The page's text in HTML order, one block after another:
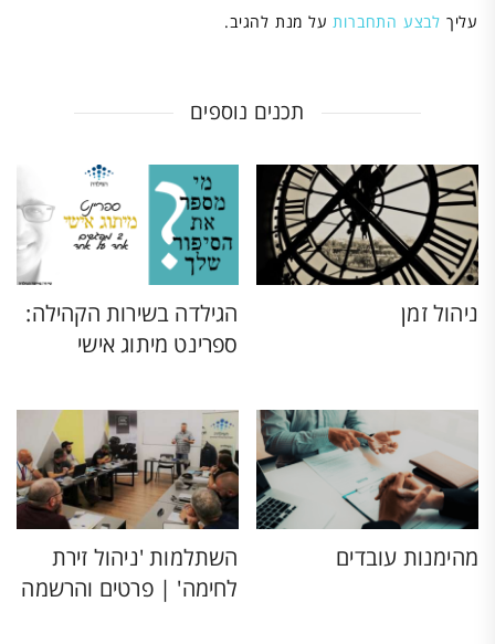
עליך לבצע התחברותעל מנת להגיב.
תכנים נוספים
ניהול זמן
הגילדה בשירות הקהילה:
ספרינט מיתוג אישי
מהימנות עובדים
השתלמות 'ניהול זירת
לחימה' | פרטים והרשמה